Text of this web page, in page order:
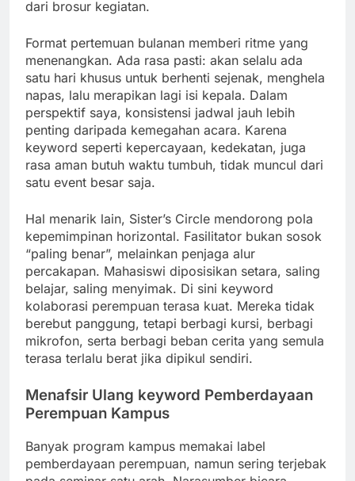
dari brosur kegiatan.
Format pertemuan bulanan memberi ritme yang
menenangkan. Ada rasa pasti: akan selalu ada
satu hari khusus untuk berhenti sejenak, menghela
napas, lalu merapikan lagi isi kepala. Dalam
perspektif saya, konsistensi jadwal jauh lebih
penting daripada kemegahan acara. Karena
keyword seperti kepercayaan, kedekatan, juga
rasa aman butuh waktu tumbuh, tidak muncul dari
satu event besar saja.
Hal menarik lain, Sister’s Circle mendorong pola
kepemimpinan horizontal. Fasilitator bukan sosok
“paling benar”, melainkan penjaga alur
percakapan. Mahasiswi diposisikan setara, saling
belajar, saling menyimak. Di sini keyword
kolaborasi perempuan terasa kuat. Mereka tidak
berebut panggung, tetapi berbagi kursi, berbagi
mikrofon, serta berbagi beban cerita yang semula
terasa terlalu berat jika dipikul sendiri.
Menafsir Ulang keyword Pemberdayaan
Perempuan Kampus
Banyak program kampus memakai label
pemberdayaan perempuan, namun sering terjebak